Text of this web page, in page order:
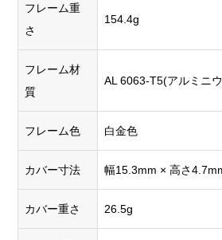
フレーム重
さ
154.4g
フレーム材
質
AL 6063-T5(アルミニ
フレーム色 白金色
カバー寸法 幅15.3mm × 高さ
カバー重さ 26.5g